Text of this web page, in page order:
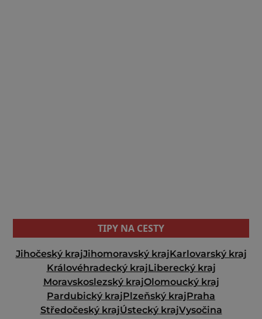
TIPY NA CESTY
Jihočeský krajJihomoravský krajKarlovarský kraj
Královéhradecký krajLiberecký kraj
Moravskoslezský krajOlomoucký kraj
Pardubický krajPlzeňský krajPraha
Středočeský krajÚstecký krajVysočina